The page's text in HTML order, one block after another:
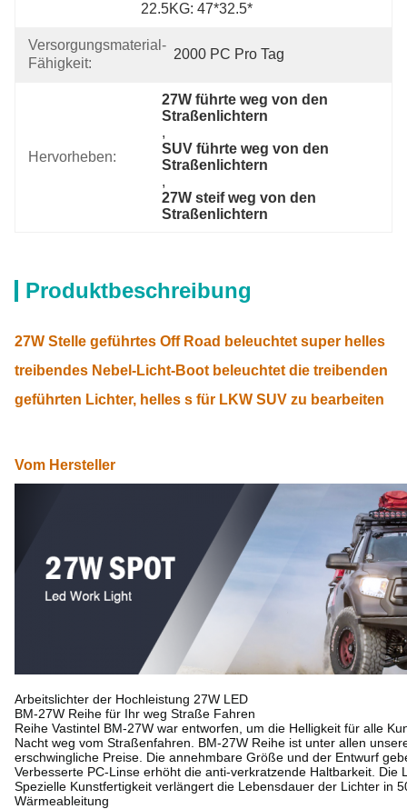
22.5KG: 47*32.5*
Versorgungsmaterial-
Fähigkeit:
2000 PC Pro Tag
Hervorheben:
27W führte weg von den
Straßenlichtern
,
SUV führte weg von den
Straßenlichtern
,
27W steif weg von den
Straßenlichtern
Produktbeschreibung
27W Stelle geführtes Off Road beleuchtet super helles
treibendes Nebel-Licht-Boot beleuchtet die treibenden
geführten Lichter, helles s für LKW SUV zu bearbeiten
Vom Hersteller
Arbeitslichter der Hochleistung 27W LED
BM-27W Reihe für Ihr weg Straße Fahren
Reihe Vastintel BM-27W war entworfen, um die Helligkeit für alle
Nacht weg vom Straßenfahren. BM-27W Reihe ist unter allen
erschwingliche Preise. Die annehmbare Größe und der Entwurf
Verbesserte PC-Linse erhöht die anti-verkratzende Haltbarkeit.
Spezielle Kunstfertigkeit verlängert die Lebensdauer der Lichter in
Wärmeableitung